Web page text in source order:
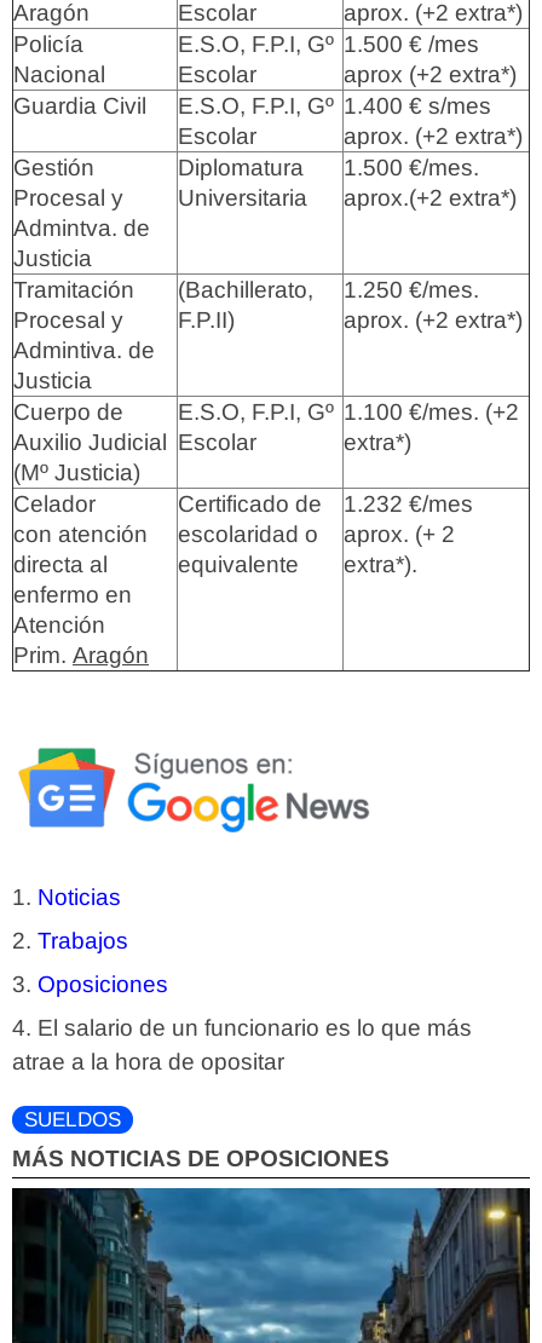
Aragón Escolar
aprox. (+2 extra*)
Policía
Nacional
E.S.O, F.P.I, Gº
Escolar
1.500 € /mes
aprox (+2 extra*)
Guardia Civil
E.S.O, F.P.I, Gº
Escolar
1.400 € s/mes
aprox. (+2 extra*)
Gestión
Procesal y
Admintva. de
Justicia
Diplomatura
Universitaria
1.500 €/mes.
aprox.(+2 extra*)
Tramitación
Procesal y
Admintiva. de
Justicia
(Bachillerato,
F.P.II)
1.250 €/mes.
aprox. (+2 extra*)
Cuerpo de
Auxilio Judicial
(Mº Justicia)
E.S.O, F.P.I, Gº
Escolar
1.100 €/mes. (+2
extra*)
Celador
con atención
directa al
enfermo en
Atención
Prim. Aragón
Certificado de
escolaridad o
equivalente
1.232 €/mes
aprox. (+ 2
extra*).
Noticias
Trabajos
Oposiciones
El salario de un funcionario es lo que más
atrae a la hora de opositar
SUELDOS
MÁS NOTICIAS DE OPOSICIONES